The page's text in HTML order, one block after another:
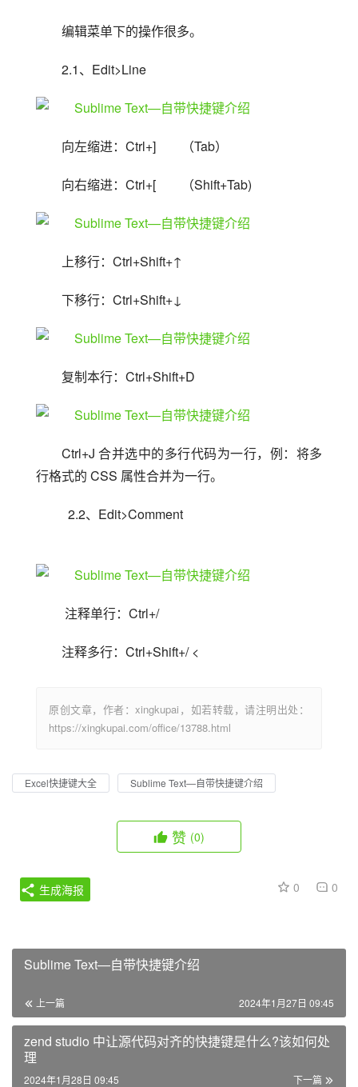
编辑菜单下的操作很多。
2.1、Edit>Line
向左缩进：Ctrl+]　　（Tab）
向右缩进：Ctrl+[　　（Shift+Tab)
上移行：Ctrl+Shift+↑
下移行：Ctrl+Shift+↓
复制本行：Ctrl+Shift+D
Ctrl+J 合并选中的多行代码为一行，例：将多
行格式的 CSS 属性合并为一行。
  2.2、Edit>Comment
注释单行：Ctrl+/
注释多行：Ctrl+Shift+/ <
原创文章，作者：xingkupai，如若转载，请注明出处：
https://xingkupai.com/office/13788.html
Excel快捷键大全 Sublime Text—自带快捷键介绍
赞 (0)
0 0
生成海报
Sublime Text—自带快捷键介绍
上一篇 2024年1月27日 09:45
zend studio 中让源代码对齐的快捷键是什么?该如何处
理
下一篇
2024年1月28日 09:45